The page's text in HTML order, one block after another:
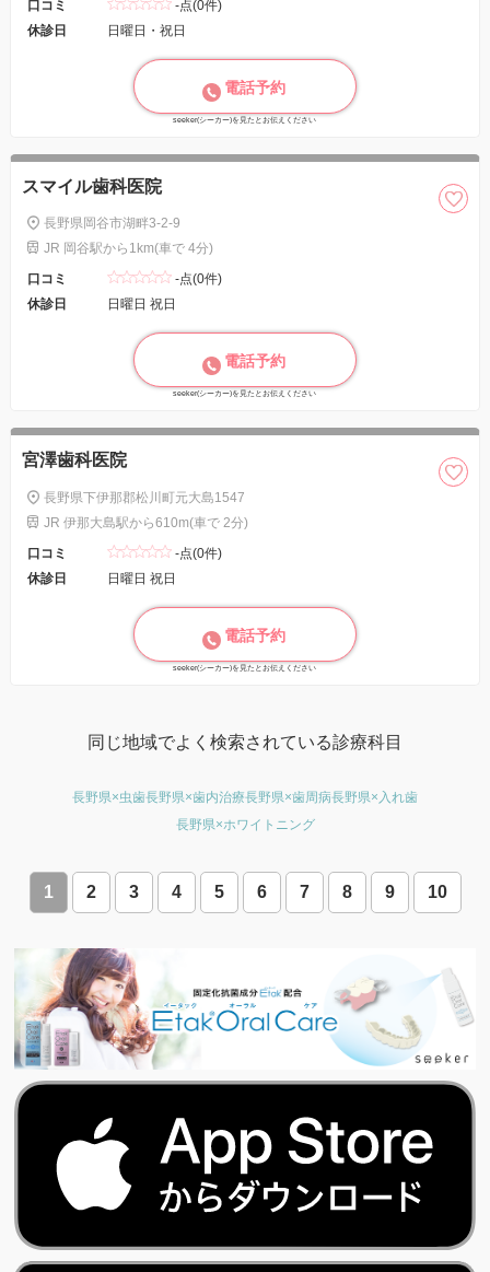
口コミ
-点(0件)
休診日
日曜日・祝日
電話予約
seeker(シーカー)を見たとお伝えください
スマイル歯科医院
長野県岡谷市湖畔3-2-9
JR 岡谷駅から1km(車で 4分)
口コミ
-点(0件)
休診日
日曜日 祝日
電話予約
seeker(シーカー)を見たとお伝えください
宮澤歯科医院
長野県下伊那郡松川町元大島1547
JR 伊那大島駅から610m(車で 2分)
口コミ
-点(0件)
休診日
日曜日 祝日
電話予約
seeker(シーカー)を見たとお伝えください
同じ地域でよく検索されている診療科目
長野県×虫歯長野県×歯内治療長野県×歯周病長野県×入れ歯
長野県×ホワイトニング
1 2 3 4 5 6 7 8 9 10